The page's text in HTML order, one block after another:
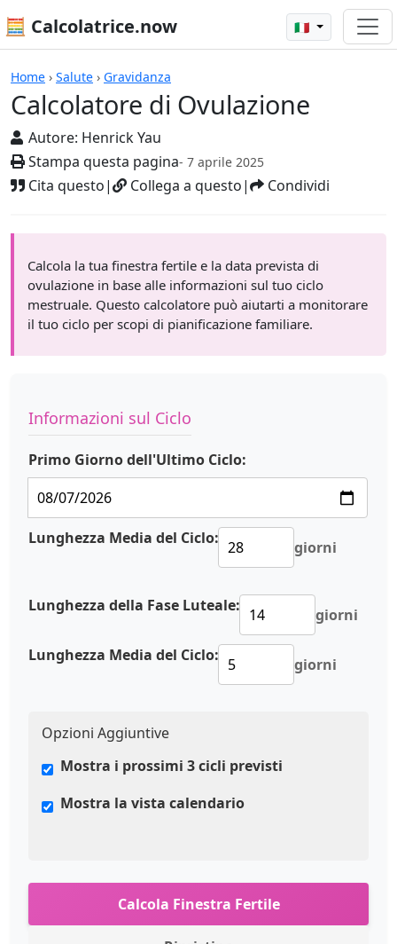
🧮 Calcolatrice.now 🇮🇹
Home › Salute › Gravidanza
Calcolatore di Ovulazione
Autore: Henrick Yau
Stampa questa pagina- 7 aprile 2025
Cita questo| Collega a questo| Condividi
Calcolatrici
Calcola la tua finestra fertile e la data prevista di
ovulazione in base alle informazioni sul tuo ciclo
mestruale. Questo calcolatore può aiutarti a monitorare
il tuo ciclo per scopi di pianificazione familiare.
Informazioni sul Ciclo
Primo Giorno dell'Ultimo Ciclo:
Lunghezza Media del Ciclo: giorni
Lunghezza della Fase Luteale: giorni
Lunghezza Media del Ciclo: giorni
Opzioni Aggiuntive
Mostra i prossimi 3 cicli previsti
Mostra la vista calendario
Calcola Finestra Fertile